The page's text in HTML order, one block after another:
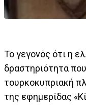
Το γεγονός ότι η
δραστηριότητα
τουρκοκυπριακή
της εφημερίδας